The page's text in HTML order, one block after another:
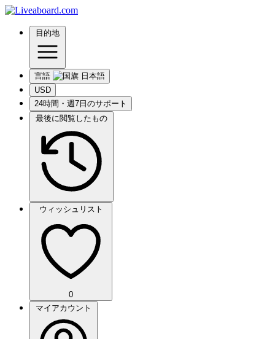
目的地
言語
USD
24時間・週7日のサポート
最後に閲覧したもの
ウィッシュリスト
0
マイアカウント